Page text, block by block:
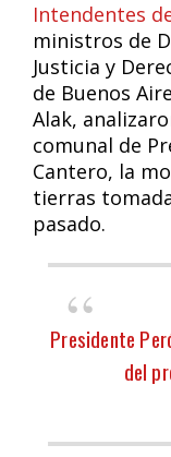
Intendentes
ministros de
Justicia y
de Buenos
Alak,
comunal de
Cantero, la
tierras
pasado.
Presidente
del